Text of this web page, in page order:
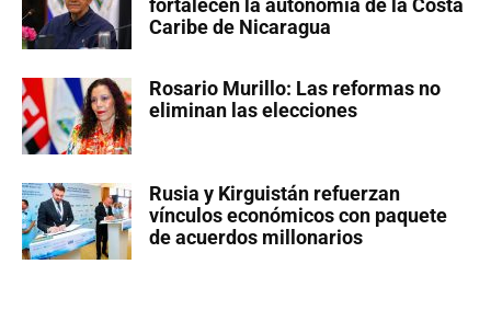
fortalecen la autonomía de la Costa
Caribe de Nicaragua
Rosario Murillo: Las reformas no
eliminan las elecciones
Rusia y Kirguistán refuerzan
vínculos económicos con paquete
de acuerdos millonarios